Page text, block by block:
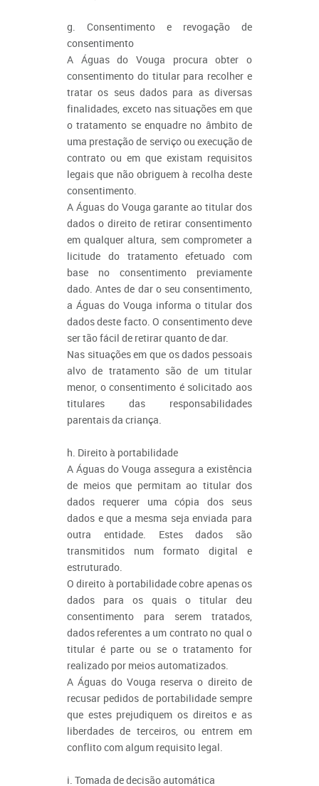
g. Consentimento e revogação de
consentimento
A Águas do Vouga procura obter o
consentimento do titular para recolher e
tratar os seus dados para as diversas
finalidades, exceto nas situações em que
o tratamento se enquadre no âmbito de
uma prestação de serviço ou execução de
contrato ou em que existam requisitos
legais que não obriguem à recolha deste
consentimento.
A Águas do Vouga garante ao titular dos
dados o direito de retirar consentimento
em qualquer altura, sem comprometer a
licitude do tratamento efetuado com
base no consentimento previamente
dado. Antes de dar o seu consentimento,
a Águas do Vouga informa o titular dos
dados deste facto. O consentimento deve
ser tão fácil de retirar quanto de dar.
Nas situações em que os dados pessoais
alvo de tratamento são de um titular
menor, o consentimento é solicitado aos
titulares das responsabilidades
parentais da criança.
h. Direito à portabilidade
A Águas do Vouga assegura a existência
de meios que permitam ao titular dos
dados requerer uma cópia dos seus
dados e que a mesma seja enviada para
outra entidade. Estes dados são
transmitidos num formato digital e
estruturado.
O direito à portabilidade cobre apenas os
dados para os quais o titular deu
consentimento para serem tratados,
dados referentes a um contrato no qual o
titular é parte ou se o tratamento for
realizado por meios automatizados.
A Águas do Vouga reserva o direito de
recusar pedidos de portabilidade sempre
que estes prejudiquem os direitos e as
liberdades de terceiros, ou entrem em
conflito com algum requisito legal.
i. Tomada de decisão automática